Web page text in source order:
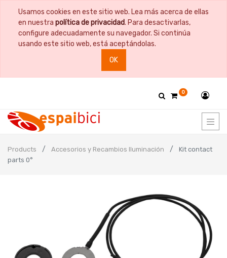
Usamos cookies en este sitio web. Lea más acerca de ellas
en nuestra política de privacidad. Para desactivarlas,
configure adecuadamente su navegador. Si continúa
usando este sitio web, está aceptándolas.
OK
0
Products Accesorios y Recambios Iluminación
Kit contact
parts 0°